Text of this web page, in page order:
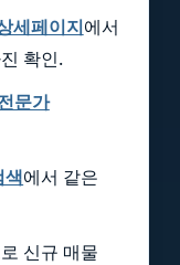
세페이지에서
확인.
문가
색에서 같은
신규 매물